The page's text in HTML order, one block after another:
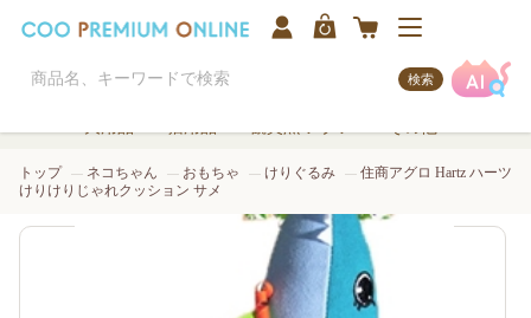
検索
トップ ネコちゃん おもちゃ けりぐるみ
住商アグロ Hartz ハーツ
けりけりじゃれクッション サメ